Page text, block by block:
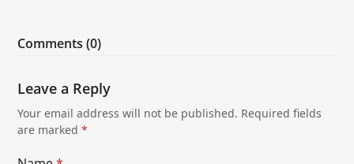
Comments (0)
Leave a Reply
Your email address will not be published. Required fields
are marked*